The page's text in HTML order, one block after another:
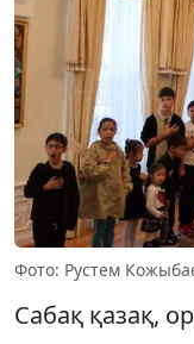
Фото: Рустем
Сабақ қазақ,